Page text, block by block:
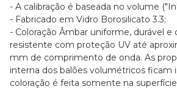
- A calibração é baseada no volume
- Fabricado em Vidro Borosilicato 3.3;
- Coloração Âmbar uniforme, durável
resistente com proteção UV até
mm de comprimento de onda. As
interna dos balões volumétricos ficam
coloração é feita somente na